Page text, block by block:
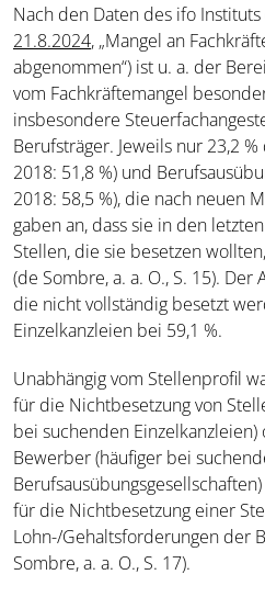
Nach den Daten des ifo Instituts
21.8.2024, „Mangel an
abgenommen“) ist u. a. der
vom Fachkräftemangel
insbesondere
Berufsträger. Jeweils nur 23,2
2018: 51,8 %) und
2018: 58,5 %), die nach neuen
gaben an, dass sie in den
Stellen, die sie besetzen
(de Sombre, a. a. O., S. 15).
die nicht vollständig besetzt
Einzelkanzleien bei 59,1 %.
Unabhängig vom Stellenprofil
für die Nichtbesetzung von
bei suchenden
Bewerber (häufiger bei
für die Nichtbesetzung einer
Lohn-/Gehaltsforderungen der
Sombre, a. a. O., S. 17).